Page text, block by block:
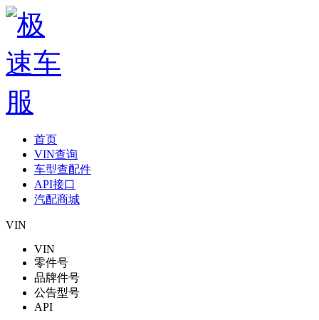
首页
VIN查询
车型查配件
API接口
汽配商城
VIN
VIN
零件号
品牌件号
公告型号
API